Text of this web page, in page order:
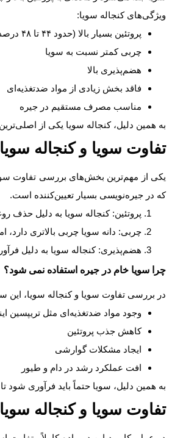
ویژگی‌های کنجاله سویا:
پروتئین بسیار بالا (حدود ۴۴ تا ۴۸ درصد)
چربی کمتر نسبت به سویا
هضم‌پذیری بالا
فاقد بخش زیادی از مواد ضدتغذیه‌ای
مناسب مصرف مستقیم در جیره
به همین دلیل، کنجاله سویا یکی از
تفاوت سویا و کنجاله
یکی از مهم‌ترین بخش‌های بررسی تفاوت
که در جیره‌نویسی بسیار تعیین‌کننده است.
پروتئین: کنجاله سویا به دلیل حذف
چربی: دانه سویا چربی بالاتری
هضم‌پذیری: کنجاله سویا به دلیل
چرا سویا خام در جیره استفاده نمی شود؟
در بررسی تفاوت سویا و کنجاله سویا،
وجود مواد ضدتغذیه‌ای مثل تریپسین
کاهش جذب پروتئین
ایجاد مشکلات گوارشی
افت عملکرد رشد در دام و طیور
به همین دلیل، سویا حتماً باید فرآوری شود
تفاوت سویا و کنجاله